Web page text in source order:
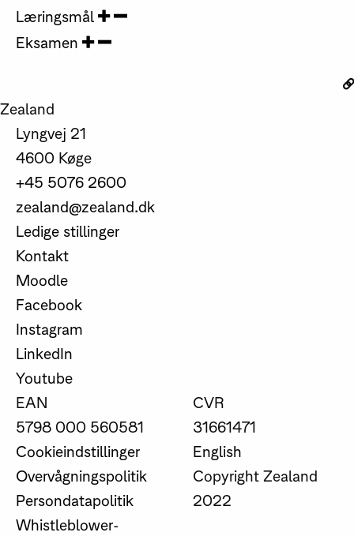
Læringsmål
Eksamen
Zealand
Lyngvej 21
4600 Køge
+45 5076 2600
zealand@zealand.dk
Ledige stillinger
Kontakt
Moodle
Facebook
Instagram
LinkedIn
Youtube
EAN
5798 000 560581
CVR
31661471
Cookieindstillinger
Overvågningspolitik
Persondatapolitik
Whistleblower-
English
Copyright Zealand
2022